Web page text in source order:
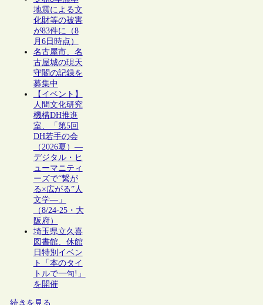
地震による文
化財等の被害
が83件に（8
月6日時点）
名古屋市、名
古屋城の現天
守閣の記録を
募集中
【イベント】
人間文化研究
機構DH推進
室、「第5回
DH若手の会
（2026夏）―
デジタル・ヒ
ューマニティ
ーズで“繋が
る×広がる”人
文学―」
（8/24-25・大
阪府）
埼玉県立久喜
図書館、休館
日特別イベン
ト「本のタイ
トルで一句!」
を開催
続きを見る